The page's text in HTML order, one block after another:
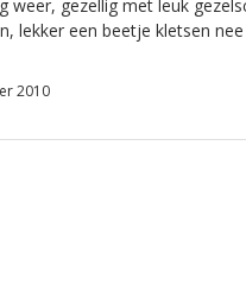
weer, gezellig met leuk
lekker een beetje kletsen
2010